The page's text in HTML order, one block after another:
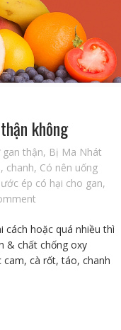
không
thận, Bị Ma Nhát
, chanh, Có nên uống
ép có hại cho gan,
cách hoặc quá nhiều thì
& chất chống oxy
cà rốt, táo, chanh